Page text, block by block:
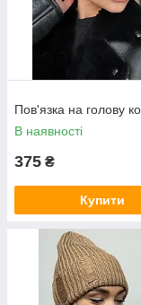
Пов'язка на голову
В наявності
375 ₴
Купити